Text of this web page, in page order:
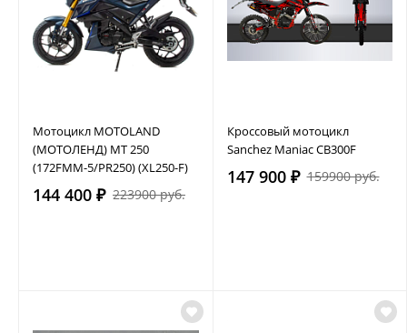
Мотоцикл MOTOLAND
(МОТОЛЕНД) MT 250
(172FMM-5/PR250) (XL250-F)
144 400 ₽ 223900 руб.
Кроссовый мотоцикл
Sanchez Maniac CB300F
147 900 ₽ 159900 руб.